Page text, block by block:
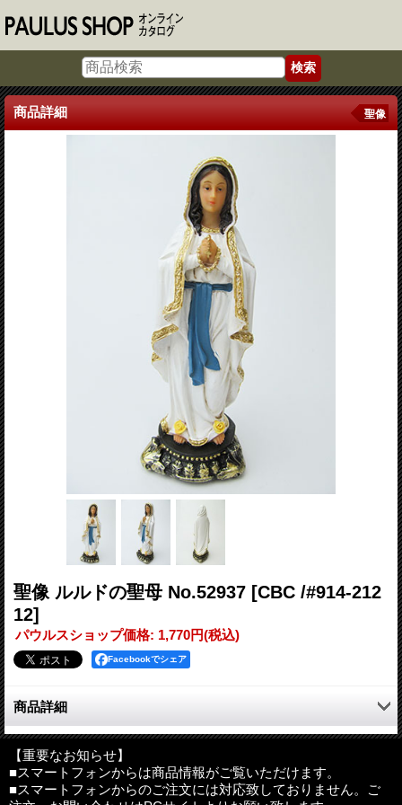
商品詳細 聖像
聖像 ルルドの聖母 No.52937 [CBC /#914-212
12]
パウルスショップ価格: 1,770円(税込)
Facebookでシェア
商品詳細
北アイルランド直輸入。ルルドの聖母像。
サイズ：高さ約12.5cm、横幅約4.5cm、奥行約4.5cm
素材：レジン（合成樹脂）
【重要なお知らせ】
■スマートフォンからは商品情報がご覧いただけます。
■スマートフォンからのご注文には対応致しておりません。ご